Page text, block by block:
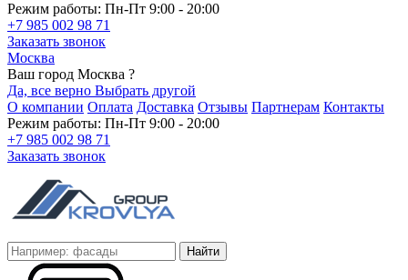
Режим работы: Пн-Пт 9:00 - 20:00
+7 985 002 98 71
Заказать звонок
Москва
Ваш город Москва ?
Да, все верно Выбрать другой
О компании Оплата Доставка Отзывы Партнерам Контакты
Режим работы: Пн-Пт 9:00 - 20:00
+7 985 002 98 71
Заказать звонок
Найти